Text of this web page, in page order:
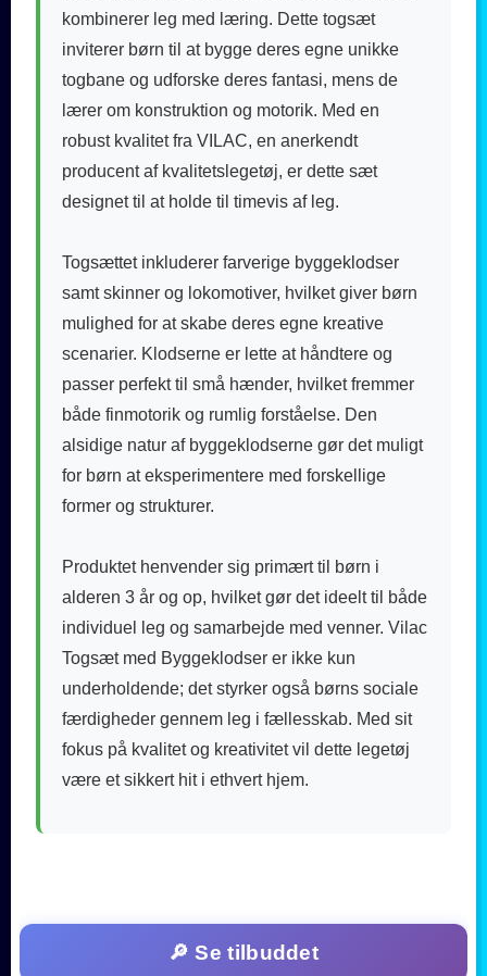
kombinerer leg med læring. Dette togsæt
inviterer børn til at bygge deres egne unikke
togbane og udforske deres fantasi, mens de
lærer om konstruktion og motorik. Med en
robust kvalitet fra VILAC, en anerkendt
producent af kvalitetslegetøj, er dette sæt
designet til at holde til timevis af leg.
Togsættet inkluderer farverige byggeklodser
samt skinner og lokomotiver, hvilket giver børn
mulighed for at skabe deres egne kreative
scenarier. Klodserne er lette at håndtere og
passer perfekt til små hænder, hvilket fremmer
både finmotorik og rumlig forståelse. Den
alsidige natur af byggeklodserne gør det muligt
for børn at eksperimentere med forskellige
former og strukturer.
Produktet henvender sig primært til børn i
alderen 3 år og op, hvilket gør det ideelt til både
individuel leg og samarbejde med venner. Vilac
Togsæt med Byggeklodser er ikke kun
underholdende; det styrker også børns sociale
færdigheder gennem leg i fællesskab. Med sit
fokus på kvalitet og kreativitet vil dette legetøj
være et sikkert hit i ethvert hjem.
🔎 Se tilbuddet